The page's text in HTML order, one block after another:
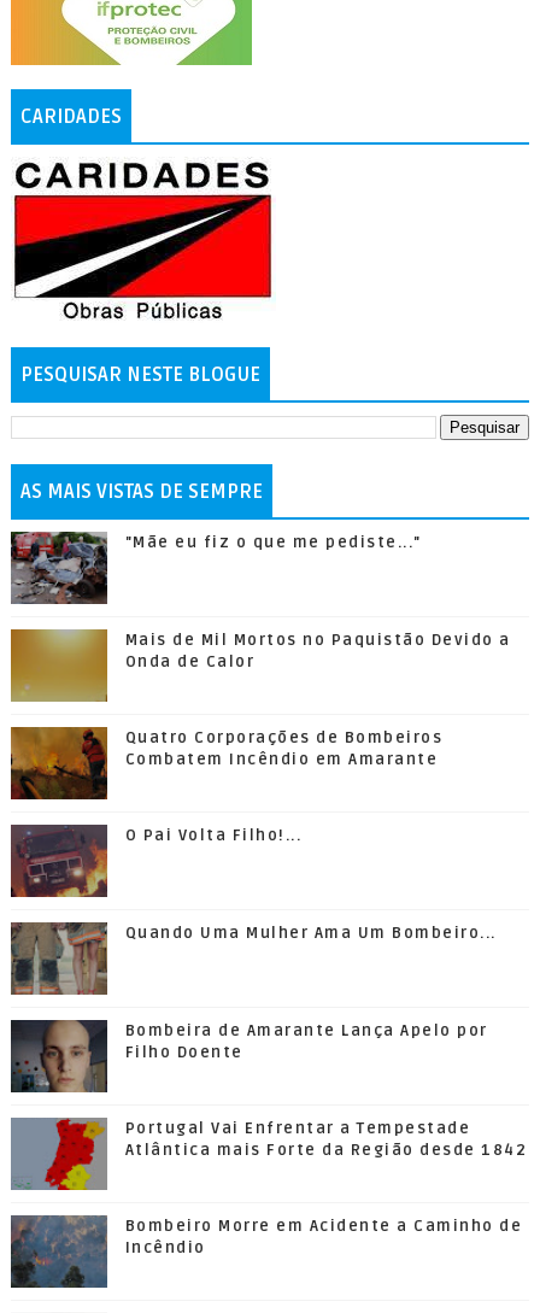
CARIDADES
PESQUISAR NESTE BLOGUE
AS MAIS VISTAS DE SEMPRE
"Mãe eu fiz o que me pediste..."
Mais de Mil Mortos no Paquistão Devido a
Onda de Calor
Quatro Corporações de Bombeiros
Combatem Incêndio em Amarante
O Pai Volta Filho!...
Quando Uma Mulher Ama Um Bombeiro...
Bombeira de Amarante Lança Apelo por
Filho Doente
Portugal Vai Enfrentar a Tempestade
Atlântica mais Forte da Região desde 1842
Bombeiro Morre em Acidente a Caminho de
Incêndio